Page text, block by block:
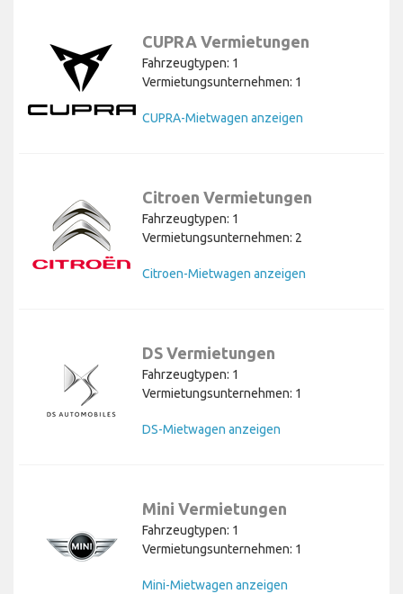
CUPRA Vermietungen
Fahrzeugtypen: 1
Vermietungsunternehmen: 1
CUPRA-Mietwagen anzeigen
Citroen Vermietungen
Fahrzeugtypen: 1
Vermietungsunternehmen: 2
Citroen-Mietwagen anzeigen
DS Vermietungen
Fahrzeugtypen: 1
Vermietungsunternehmen: 1
DS-Mietwagen anzeigen
Mini Vermietungen
Fahrzeugtypen: 1
Vermietungsunternehmen: 1
Mini-Mietwagen anzeigen